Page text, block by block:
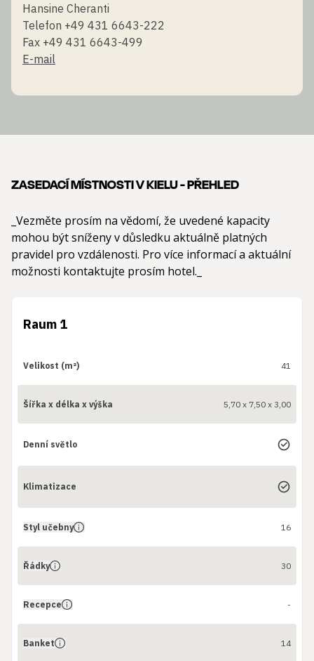
Hansine Cheranti
Telefon +49 431 6643-222
Fax +49 431 6643-499
E-mail
ZASEDACÍ MÍSTNOSTI V KIELU - PŘEHLED
_Vezměte prosím na vědomí, že uvedené kapacity
mohou být sníženy v důsledku aktuálně platných
pravidel pro vzdálenosti. Pro více informací a aktuální
možnosti kontaktujte prosím hotel._
Raum 1
Velikost (m²) 41
Šířka x délka x výška 5,70 x 7,50 x 3,00
Denní světlo
Klimatizace
Styl učebny 16
Řádky 30
Recepce -
Banket 14